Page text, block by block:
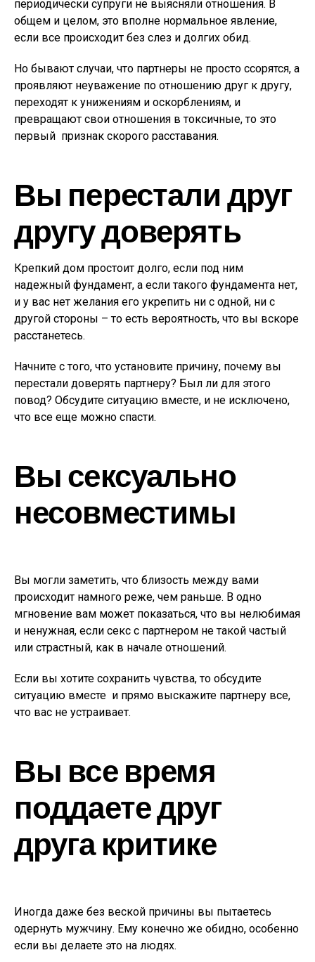
периодически супруги не выясняли отношения. В
общем и целом, это вполне нормальное явление,
если все происходит без слез и долгих обид.
Но бывают случаи, что партнеры не просто ссорятся, а
проявляют неуважение по отношению друг к другу,
переходят к унижениям и оскорблениям, и
превращают свои отношения в токсичные, то это
первый признак скорого расставания.
Вы перестали друг
другу доверять
Крепкий дом простоит долго, если под ним
надежный фундамент, а если такого фундамента нет,
и у вас нет желания его укрепить ни с одной, ни с
другой стороны – то есть вероятность, что вы вскоре
расстанетесь.
Начните с того, что установите причину, почему вы
перестали доверять партнеру? Был ли для этого
повод? Обсудите ситуацию вместе, и не исключено,
что все еще можно спасти.
Вы сексуально
несовместимы
Вы могли заметить, что близость между вами
происходит намного реже, чем раньше. В одно
мгновение вам может показаться, что вы нелюбимая
и ненужная, если секс с партнером не такой частый
или страстный, как в начале отношений.
Если вы хотите сохранить чувства, то обсудите
ситуацию вместе и прямо выскажите партнеру все,
что вас не устраивает.
Вы все время
поддаете друг
друга критике
Иногда даже без веской причины вы пытаетесь
одернуть мужчину. Ему конечно же обидно, особенно
если вы делаете это на людях.